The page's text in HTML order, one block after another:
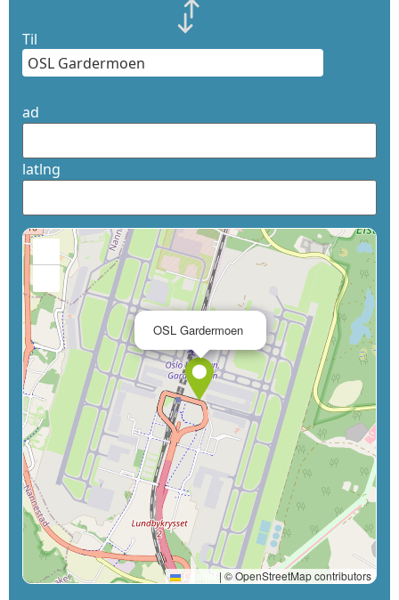
Til
ad
latlng
OSL Gardermoen
Leaflet | © OpenStreetMap contributors